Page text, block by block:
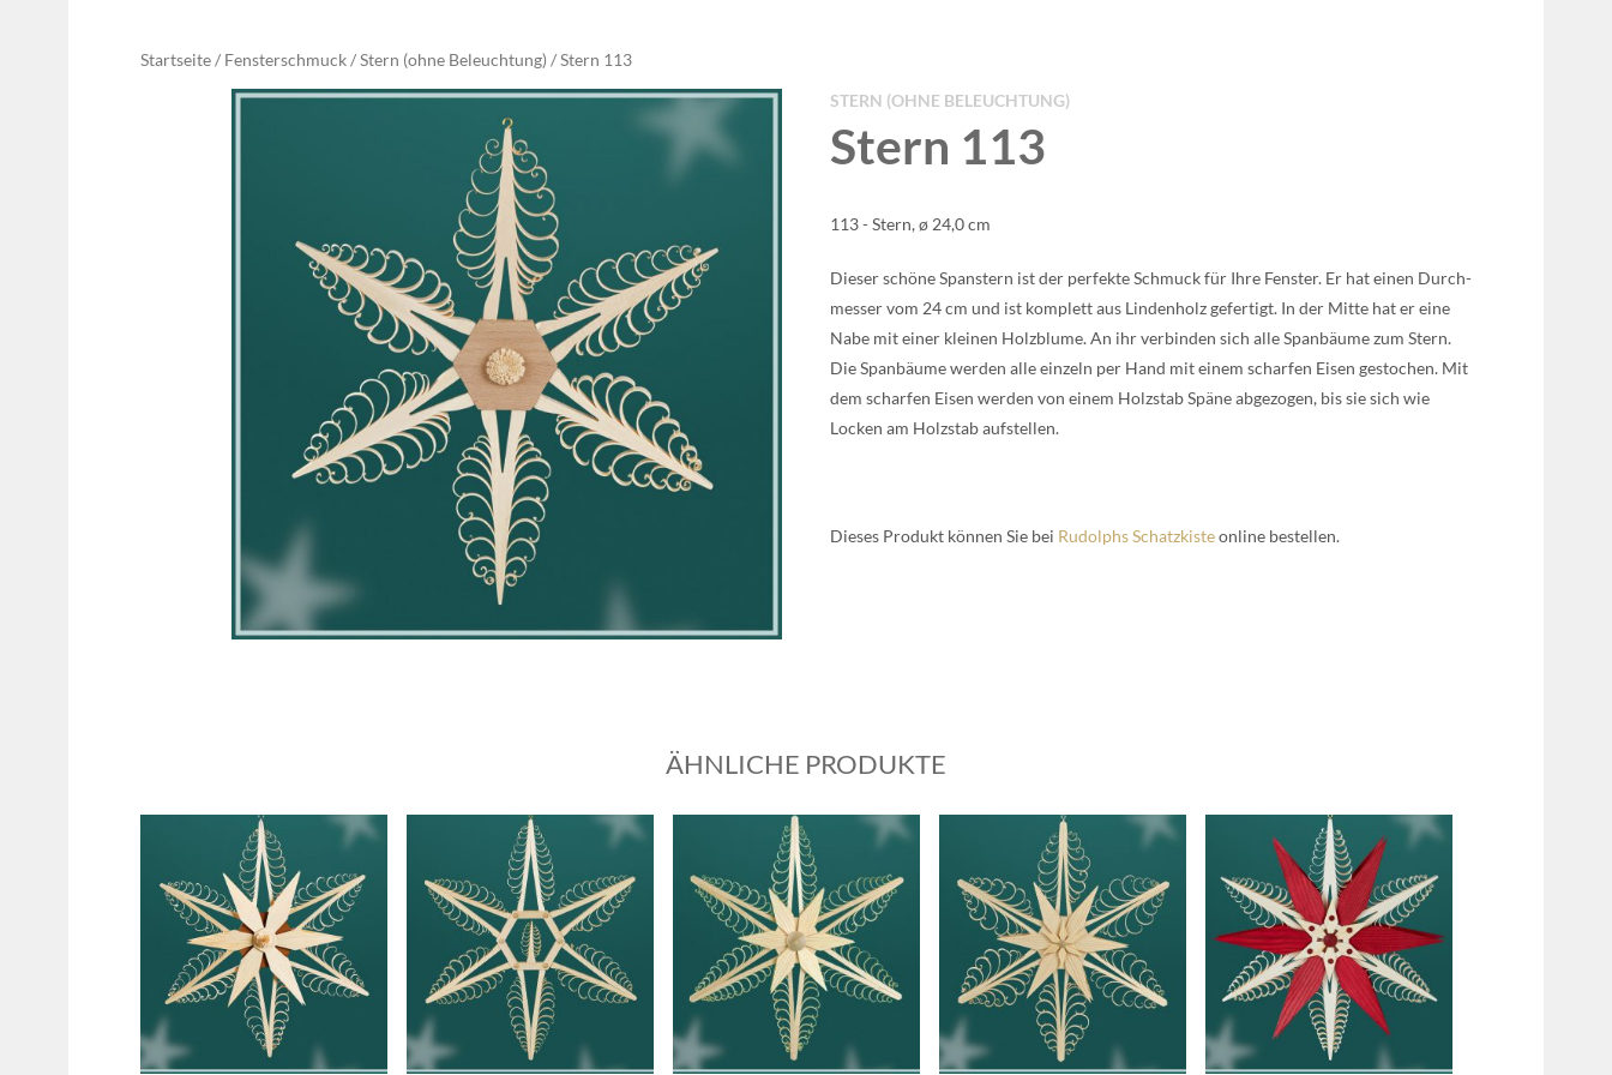
Startseite/ Fensterschmuck/Stern (ohne Beleuchtung) / Stern 113
STERN (OHNE BELEUCHTUNG)
Stern 113
113 - Stern, ø 24,0 cm
Die­ser schö­ne Spans­tern ist der per­fek­te Schmuck für Ihre Fens­ter. Er hat einen Durch­
mes­ser vom 24 cm und ist kom­plett aus Lin­den­holz gefer­tigt. In der Mit­te hat er eine
Nabe mit einer klei­nen Holz­blu­me. An ihr ver­bin­den sich alle Span­bäu­me zum Stern.
Die Span­bäu­me wer­den alle ein­zeln per Hand mit einem schar­fen Eisen gesto­chen. Mit
dem schar­fen Eisen wer­den von einem Holz­stab Spä­ne abge­zo­gen, bis sie sich wie
Locken am Holz­stab auf­stel­len.
Die­ses Pro­dukt kön­nen Sie bei Rudolphs Schatz­kis­teonline bestel­len.
ÄHNLICHE PRODUKTE